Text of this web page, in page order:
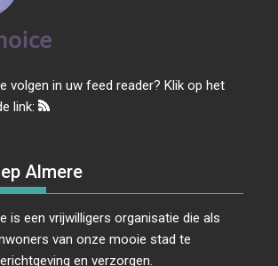
volgen in uw feed reader? Klik op het
link:
Almere
is een vrijwilligers organisatie die als
van onze mooie stad te
en verzorgen.